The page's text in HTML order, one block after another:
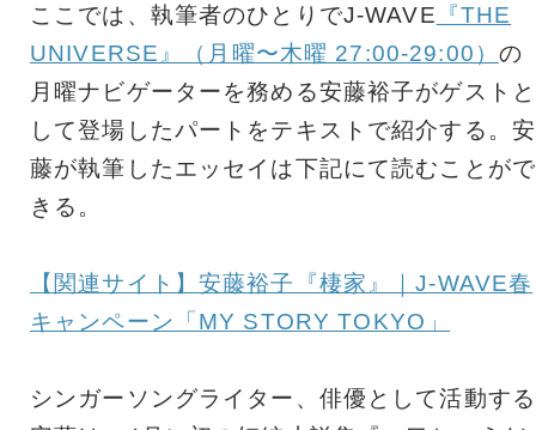
ここでは、執筆者のひとりでJ-WAVE 『THE
UNIVERSE』（月曜〜木曜 27:00-29:00） の
月曜ナビゲーターを務める安藤裕子がゲストと
して登場したパートをテキストで紹介する。安
藤が執筆したエッセイは下記にて読むことがで
きる。
【関連サイト】安藤裕子『棲家』｜J-WAVE春
キャンペーン「MY STORY TOKYO」
シンガーソングライター、俳優として活動する